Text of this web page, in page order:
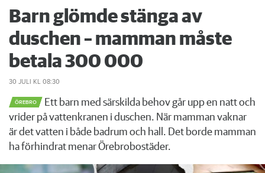
Barn glömde stänga av
duschen – mamman måste
betala 300 000
30 JULI KL 08:30
ÖREBRO
Ett barn med särskilda behov går upp en natt och
vrider på vattenkranen i duschen. När mamman vaknar
är det vatten i både badrum och hall. Det borde mamman
ha förhindrat menar Örebrobostäder.